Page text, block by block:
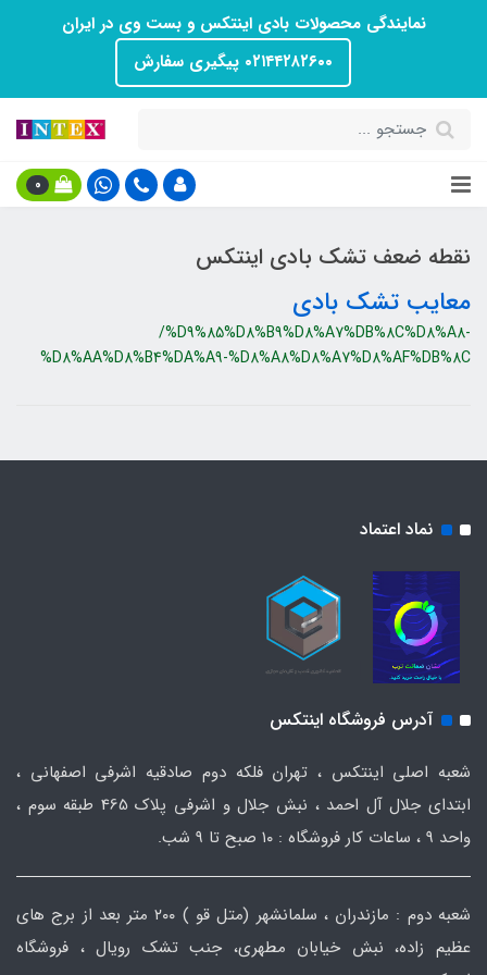
نمایندگی محصولات بادی اینتکس و بست وی در ایران
۰۲۱۴۴۲۸۲۶۰۰ پیگیری سفارش
0
نقطه ضعف تشک بادی اینتکس
معایب تشک بادی
/%D9%85%D8%B9%D8%A7%DB%8C%D8%A8-
%D8%AA%D8%B4%DA%A9-%D8%A8%D8%A7%D8%AF%DB%8C
نماد اعتماد
آدرس فروشگاه اینتکس
شعبه اصلی اینتکس ، تهران فلکه دوم صادقیه اشرفی اصفهانی ،
ابتدای جلال آل احمد ، نبش جلال و اشرفی پلاک 465 طبقه سوم ،
واحد ۹ ، ساعات کار فروشگاه : ۱۰ صبح تا ۹ شب.
شعبه دوم : مازندران ، سلمانشهر (متل قو ) ۲۰۰ متر بعد از برج های
عظیم زاده، نبش خیابان مطهری، جنب تشک رویال ، فروشگاه